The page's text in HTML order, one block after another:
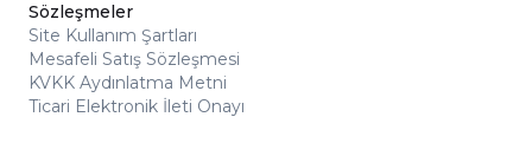
Sözleşmeler
Site Kullanım Şartları
Mesafeli Satış Sözleşmesi
KVKK Aydınlatma Metni
Ticari Elektronik İleti Onayı